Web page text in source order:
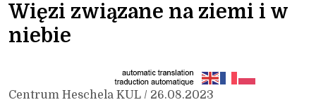
Więzi związane na ziemi i w
niebie
Centrum Heschela KUL / 26.08.2023